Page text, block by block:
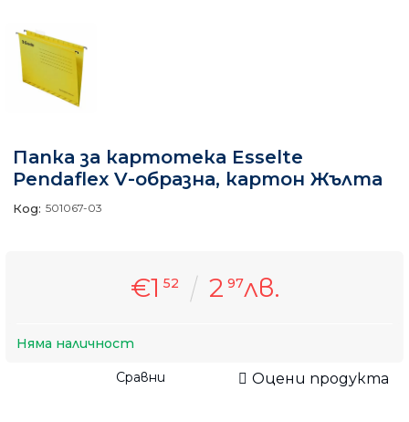
Папка за картотека Esselte
Pendaflex V-образна, картон Жълта
Код: 501067-03
€1 52 2 97лв.
Няма наличност
Сравни Оцени продукта